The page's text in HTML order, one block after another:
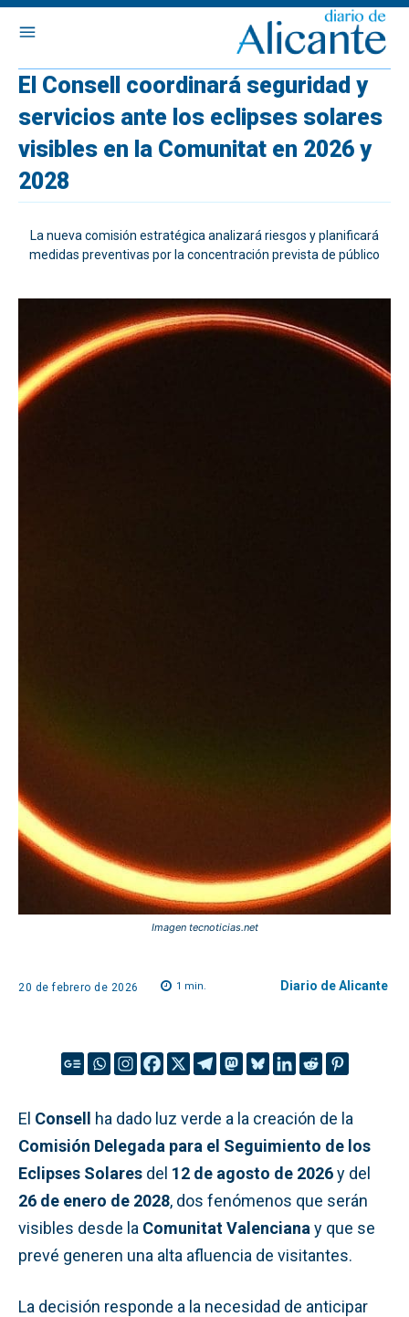
El Consell coordinará seguridad y
servicios ante los eclipses solares
visibles en la Comunitat en 2026 y
2028
La nueva comisión estratégica analizará riesgos y planificará
medidas preventivas por la concentración prevista de público
Imagen tecnoticias.net
20 de febrero de 2026 1 min. Diario de Alicante
El Consell ha dado luz verde a la creación de la
Comisión Delegada para el Seguimiento de los
Eclipses Solares del 12 de agosto de 2026y del
26 de enero de 2028, dos fenómenos que serán
visibles desde la Comunitat Valenciana y que se
prevé generen una alta afluencia de visitantes.
La decisión responde a la necesidad de anticipar